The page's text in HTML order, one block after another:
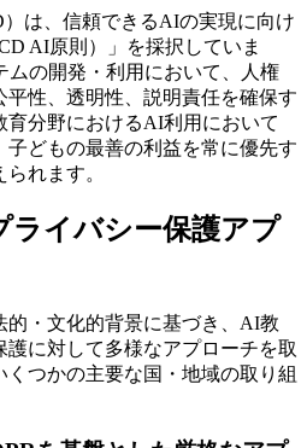
は、信頼できるAIの実現に向け
AI原則）」を採択していま
の開発・利用において、人権
平性、透明性、説明責任を確保す
育分野におけるAI利用において
子どもの最善の利益を常に優先す
れます。
ライバシー保護アプ
的・文化的背景に基づき、AI教
に対して多様なアプローチを取
くつかの主要な国・地域の取り組